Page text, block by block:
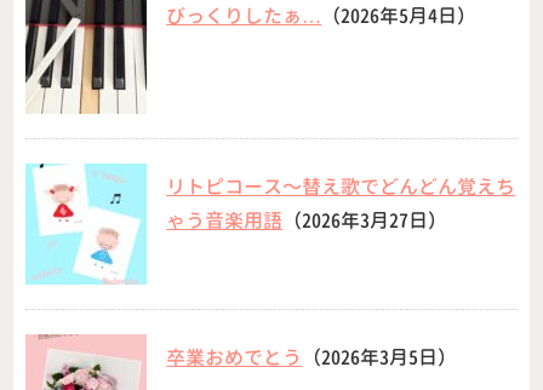
びっくりしたぁ… （2026年5月4日）
リトピコース〜替え歌でどんどん覚えち
ゃう音楽用語 （2026年3月27日）
卒業おめでとう （2026年3月5日）